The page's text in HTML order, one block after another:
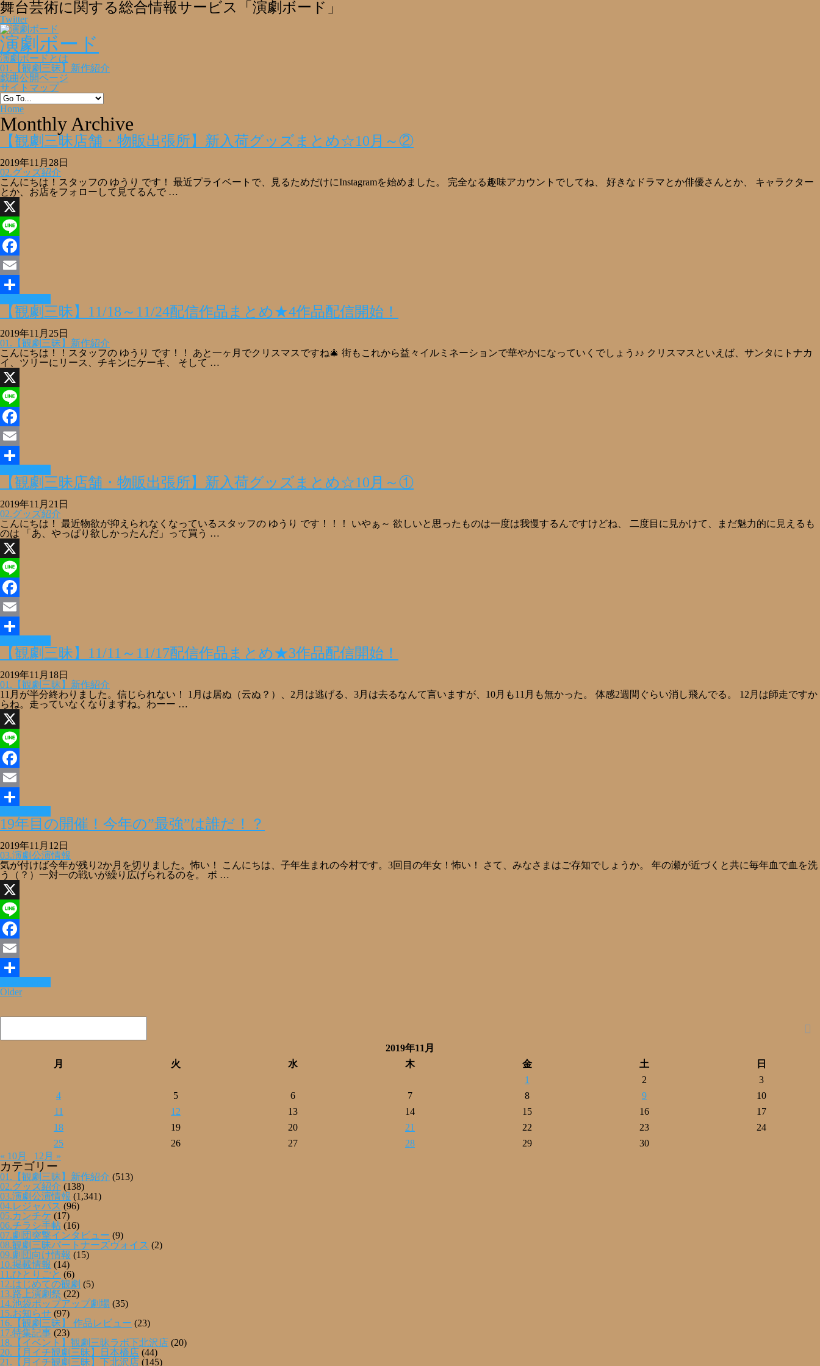
舞台芸術に関する総合情報サービス「演劇ボード」
Twitter
演劇ボード
演劇ボードとは
01.【観劇三昧】新作紹介
戯曲公開ページ
サイトマップ
Home
Monthly Archive
【観劇三昧店舗・物販出張所】新入荷グッズまとめ☆10月～②
2019年11月28日
02.グッズ紹介
こんにちは！スタッフの ゆうり です！ 最近プライベートで、見るためだけにInstagramを始めました。 完全なる趣味アカウントでしてね、 好きなドラマとか俳優さんとか、 キャラクター
とか、お店をフォローして見てるんで …
X
Line
Facebook
Email
共【観劇三昧】11/18～11/24配信作品まとめ★4作品配信開始！
2019年11月25日
01.【観劇三昧】新作紹介
こんにちは！！スタッフの ゆうり です！！ あと一ヶ月でクリスマスですね🎄 街もこれから益々イルミネーションで華やかになっていくでしょう♪♪ クリスマスといえば、サンタにトナカ
イ、ツリーにリース、チキンにケーキ、 そして …
X
Line
Facebook
Email
共【観劇三昧店舗・物販出張所】新入荷グッズまとめ☆10月～①
2019年11月21日
02.グッズ紹介
こんにちは！ 最近物欲が抑えられなくなっているスタッフの ゆうり です！！！ いやぁ～ 欲しいと思ったものは一度は我慢するんですけどね、 二度目に見かけて、まだ魅力的に見えるも
のは 「あ、やっぱり欲しかったんだ」って買う …
X
Line
Facebook
Email
共【観劇三昧】11/11～11/17配信作品まとめ★3作品配信開始！
2019年11月18日
01.【観劇三昧】新作紹介
11月が半分終わりました。信じられない！ 1月は居ぬ（云ぬ？）、2月は逃げる、3月は去るなんて言いますが、10月も11月も無かった。 体感2週間ぐらい消し飛んでる。 12月は師走ですか
らね。走っていなくなりますね。わーー …
X
Line
Facebook
Email
共
19年目の開催！今年の”最強”は誰だ！？
2019年11月12日
03.演劇公演情報
気が付けば今年が残り2か月を切りました。怖い！ こんにちは、子年生まれの今村です。3回目の年女！怖い！ さて、みなさまはご存知でしょうか。 年の瀬が近づくと共に毎年血で血を洗
う（？）一対一の戦いが繰り広げられるのを。 ボ …
X
Line
Facebook
Email
共
Older
2019年11月
月
火 水 木 金 土
日
1
2
3
4
5 6 7 8 9
10
11
12 13 14 15 16
17
18
19 20 21 22 23
24
25
26 27 28 29
30
« 10月
12月 »
カテゴリー
01.【観劇三昧】新作紹介 (513)
02.グッズ紹介 (138)
03.演劇公演情報 (1,341)
04.レジャパス (96)
05.カンチケ (17)
06.チラシ手帖 (16)
07.劇団突撃インタビュー (9)
08.観劇三昧パートナーズヴォイス (2)
09.劇団向け情報 (15)
10.掲載情報 (14)
11.ひとりごと (6)
12.はじめての観劇 (5)
13.路上演劇祭 (22)
14.池袋ポップアップ劇場 (35)
15.お知らせ (97)
16.【観劇三昧】 作品レビュー (23)
17.特集記事 (23)
18.【イベント】観劇三昧ラボ下北沢店 (20)
20.【月イチ観劇三昧】日本橋店 (44)
21.【月イチ観劇三昧】下北沢店 (145)